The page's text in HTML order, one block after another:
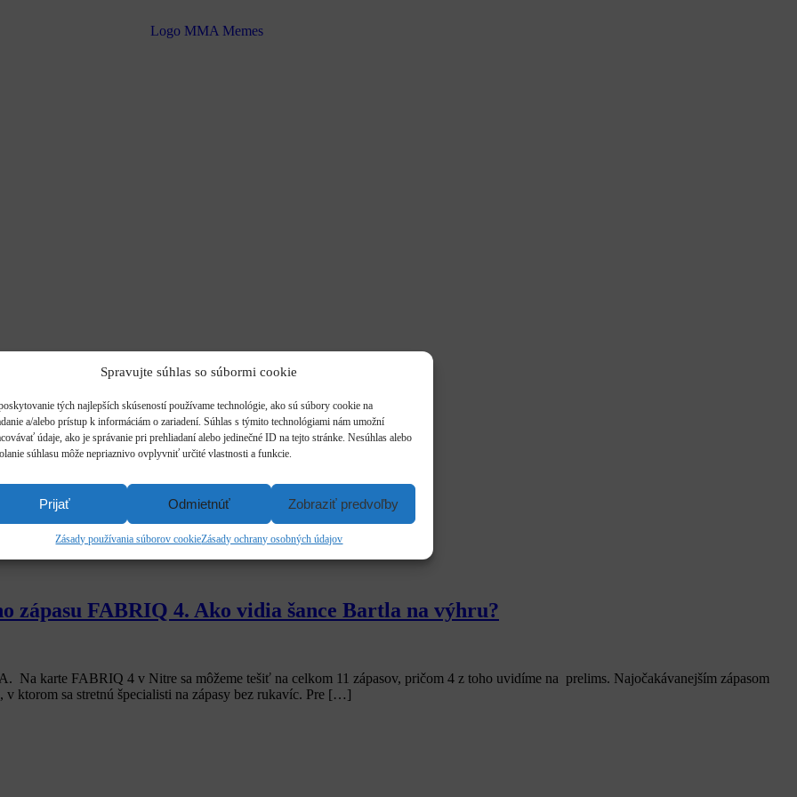
Spravujte súhlas so súbormi cookie
tých najlepších skúseností používame technológie, ako sú súbory cookie na
a/alebo prístup k informáciám o zariadení. Súhlas s týmito technológiami nám umožní
údaje, ako je správanie pri prehliadaní alebo jedinečné ID na tejto stránke. Nesúhlas alebo
súhlasu môže nepriaznivo ovplyvniť určité vlastnosti a funkcie.
Prijať Odmietnúť Zobraziť predvoľby
Zásady používania súborov cookieZásady ochrany osobných údajov
zápasu FABRIQ 4. Ako vidia šance Bartla na výhru?
karte FABRIQ 4 v Nitre sa môžeme tešiť na celkom 11 zápasov, pričom 4 z toho uvidíme na prelims. Najočakávanejším zápasom
ktorom sa stretnú špecialisti na zápasy bez rukavíc. Pre […]